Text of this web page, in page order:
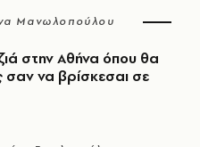
Μανωλοπούλου
στην Αθήνα όπου θα
σαν να βρίσκεσαι σε